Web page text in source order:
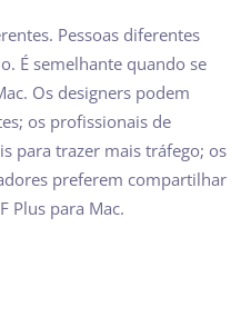
Pessoas diferentes
É semelhante quando se
Os designers podem
os profissionais de
para trazer mais tráfego; os
preferem compartilhar
Plus para Mac.